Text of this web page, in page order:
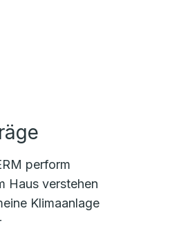
perform
Haus verstehen
Klimaanlage